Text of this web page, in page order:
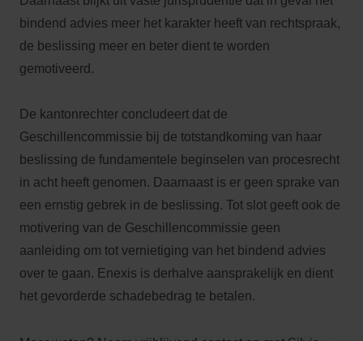
bindend advies meer het karakter heeft van rechtspraak,
de beslissing meer en beter dient te worden
gemotiveerd.
De kantonrechter concludeert dat de
Geschillencommissie bij de totstandkoming van haar
beslissing de fundamentele beginselen van procesrecht
in acht heeft genomen. Daarnaast is er geen sprake van
een ernstig gebrek in de beslissing. Tot slot geeft ook de
motivering van de Geschillencommissie geen
aanleiding om tot vernietiging van het bindend advies
over te gaan. Enexis is derhalve aansprakelijk en dient
het gevorderde schadebedrag te betalen.